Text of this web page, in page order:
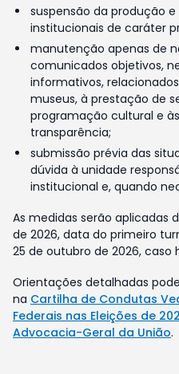
suspensão da produção
institucionais de caráter
manutenção apenas de
comunicados objetivos,
informativos,
museus, à prestação de
programação cultural e
transparência;
submissão prévia das
dúvida à unidade
institucional e, quando
As medidas serão aplicadas
de 2026, data do primeiro
25 de outubro de 2026, caso
Orientações detalhadas
na Cartilha de Condutas
Federais nas Eleições de
Advocacia-Geral da União.